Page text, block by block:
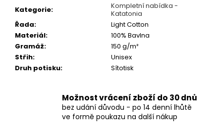
Kategorie:
Kompletní nabídka -
Katatonia
Řada:
Light Cotton
Materiál:
100% Bavlna
Gramáž:
150 g/m²
Střih:
Unisex
Druh potisku: Sítotisk
Možnost vrácení zboží do 30 dnů
bez udání důvodu - po 14 denní lhůtě
ve formě poukazu na další nákup
MANOWAR
WARRIORS
OF
THE
WORLD
2002
490